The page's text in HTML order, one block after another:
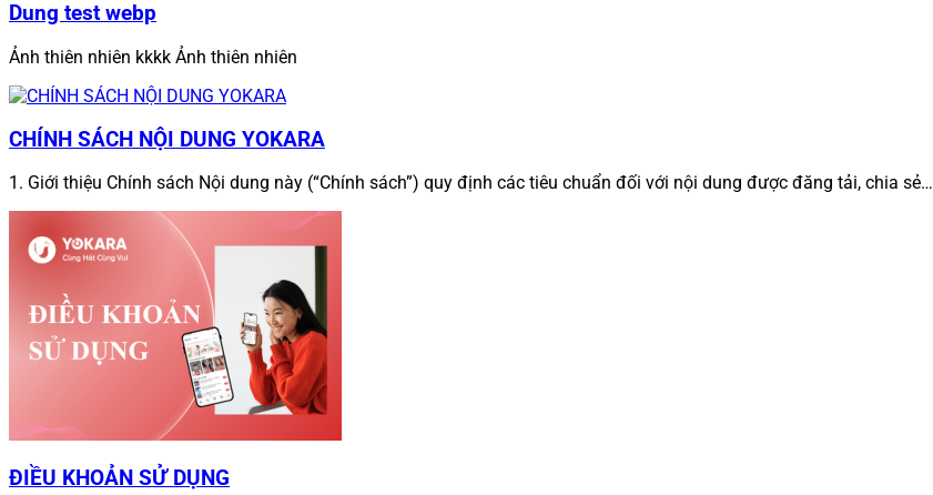
Dung test webp
Ảnh thiên nhiên kkkk Ảnh thiên nhiên
CHÍNH SÁCH NỘI DUNG YOKARA
1. Giới thiệu Chính sách Nội dung này (“Chính sách”) quy định các tiêu chuẩn đối với nội dung được đăng tải, chia sẻ…
ĐIỀU KHOẢN SỬ DỤNG